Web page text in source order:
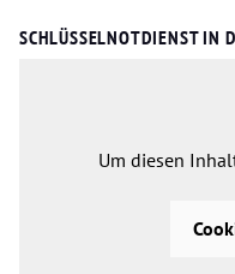
SCHLÜSSELNOTDIENST IN
Um diesen